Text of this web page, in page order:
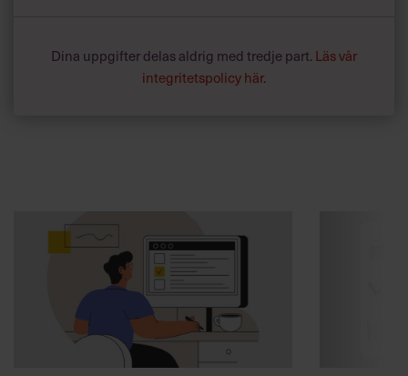
Dina uppgifter delas aldrig med tredje part. Läs vår
integritetspolicy här.